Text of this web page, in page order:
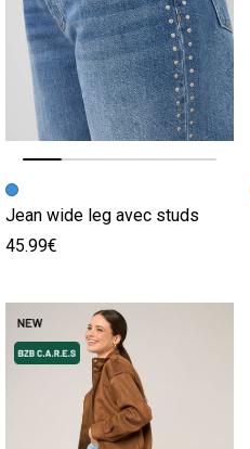
Image précédente
Image suivante
Jean wide leg avec studs
45.99€